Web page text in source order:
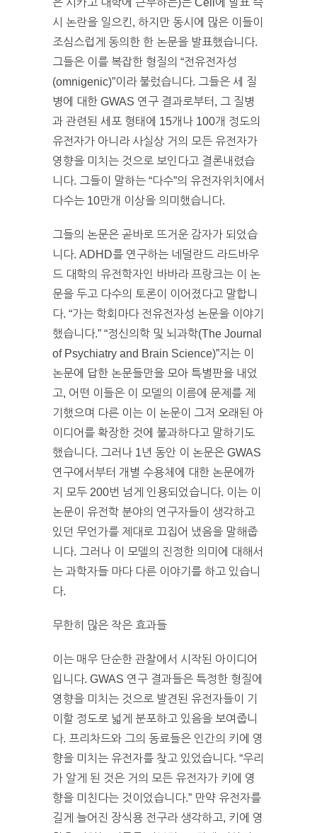
시 논란을 일으킨, 하지만 동시에 많은 이들이
조심스럽게 동의한 한 논문을 발표했습니다.
그들은 이를 복잡한 형질의 “전유전자성
(omnigenic)”이라 불렀습니다. 그들은 세 질
병에 대한 GWAS 연구 결과로부터, 그 질병
과 관련된 세포 형태에 15개나 100개 정도의
유전자가 아니라 사실상 거의 모든 유전자가
영향을 미치는 것으로 보인다고 결론내렸습
니다. 그들이 말하는 “다수”의 유전자위치에서
다수는 10만개 이상을 의미했습니다.
그들의 논문은 곧바로 뜨거운 감자가 되었습
니다. ADHD를 연구하는 네덜란드 라드바우
드 대학의 유전학자인 바바라 프랑크는 이 논
문을 두고 다수의 토론이 이어졌다고 말합니
다. “가는 학회마다 전유전자성 논문을 이야기
했습니다.” “정신의학 및 뇌과학(The Journal
of Psychiatry and Brain Science)”지는 이
논문에 답한 논문들만을 모아 특별판을 내었
고, 어떤 이들은 이 모델의 이름에 문제를 제
기했으며 다른 이는 이 논문이 그저 오래된 아
이디어를 확장한 것에 불과하다고 말하기도
했습니다. 그러나 1년 동안 이 논문은 GWAS
연구에서부터 개별 수용체에 대한 논문에까
지 모두 200번 넘게 인용되었습니다. 이는 이
논문이 유전학 분야의 연구자들이 생각하고
있던 무언가를 제대로 끄집어 냈음을 말해줍
니다. 그러나 이 모델의 진정한 의미에 대해서
는 과학자들 마다 다른 이야기를 하고 있습니
다.
무한히 많은 작은 효과들
이는 매우 단순한 관찰에서 시작된 아이디어
입니다. GWAS 연구 결과들은 특정한 형질에
영향을 미치는 것으로 발견된 유전자들이 기
이할 정도로 넓게 분포하고 있음을 보여줍니
다. 프리차드와 그의 동료들은 인간의 키에 영
향을 미치는 유전자를 찾고 있었습니다. “우리
가 알게 된 것은 거의 모든 유전자가 키에 영
향을 미친다는 것이었습니다.” 만약 유전자를
길게 늘어진 장식용 전구라 생각하고, 키에 영